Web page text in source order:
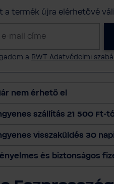
a termék újra elérhetővé
a BWT Adatvédelmi
nem érhető el
szállítás 21 500 Ft-
visszaküldés 30
és biztonságos